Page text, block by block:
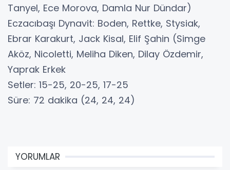
Tanyel, Ece Morova, Damla Nur Dündar)
Eczacıbaşı Dynavit: Boden, Rettke, Stysiak,
Ebrar Karakurt, Jack Kisal, Elif Şahin (Simge
Aköz, Nicoletti, Meliha Diken, Dilay Özdemir,
Yaprak Erkek
Setler: 15-25, 20-25, 17-25
Süre: 72 dakika (24, 24, 24)
YORUMLAR